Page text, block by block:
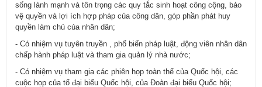
sống lành mạnh và tôn trọng các quy tắc sinh hoạt công cộng, bảo
vệ quyền và lợi ích hợp pháp của công dân, góp phần phát huy
quyền làm chủ của nhân dân;
- Có nhiệm vụ tuyên truyền , phổ biến pháp luật, động viên nhân dân
chấp hành pháp luật và tham gia quản lý nhà nước;
- Có nhiệm vụ tham gia các phiên họp toàn thể của Quốc hội, các
cuộc họp của tổ đại biểu Quốc hội, của Đoàn đại biểu Quốc hội;